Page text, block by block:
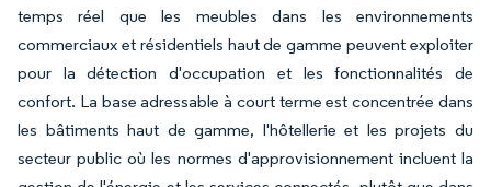
temps réel que les meubles dans les environnements
commerciaux et résidentiels haut de gamme peuvent exploiter
pour la détection d'occupation et les fonctionnalités de
confort. La base adressable à court terme est concentrée dans
les bâtiments haut de gamme, l'hôtellerie et les projets du
secteur public où les normes d'approvisionnement incluent la